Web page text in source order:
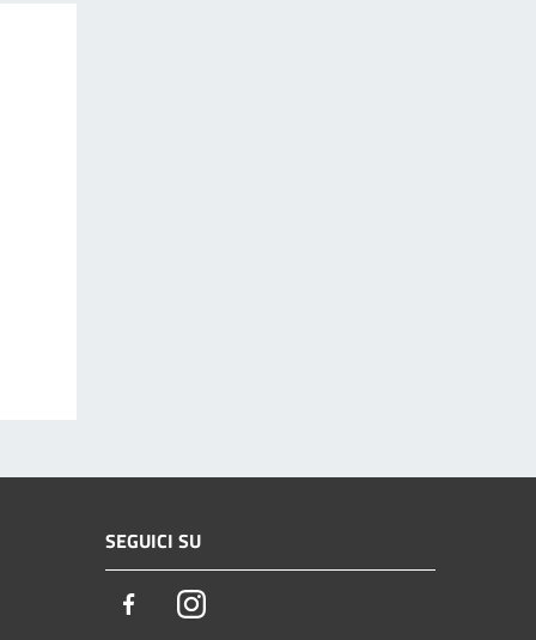
SEGUICI SU
FacebookInstagram